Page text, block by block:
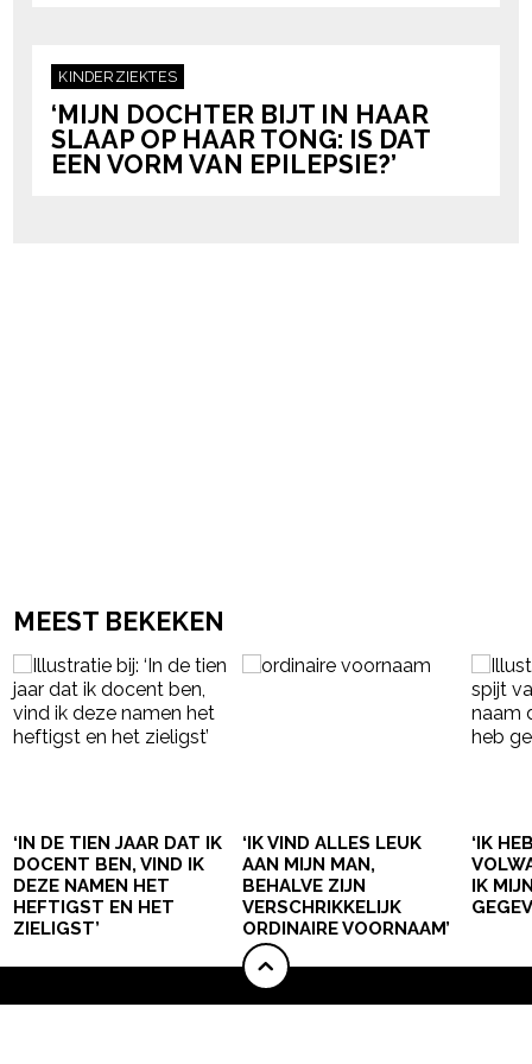
KINDERZIEKTES
‘MIJN DOCHTER BIJT IN HAAR
SLAAP OP HAAR TONG: IS DAT
EEN VORM VAN EPILEPSIE?’
MEEST BEKEKEN
‘IN DE TIEN JAAR DAT IK
DOCENT BEN, VIND IK
DEZE NAMEN HET
HEFTIGST EN HET
ZIELIGST’
‘IK VIND ALLES LEUK
AAN MIJN MAN,
BEHALVE ZIJN
VERSCHRIKKELIJK
ORDINAIRE VOORNAAM’
‘IK
IK